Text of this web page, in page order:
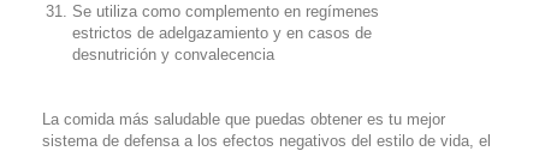
Se utiliza como complemento en regímenes
estrictos de adelgazamiento y en casos de
desnutrición y convalecencia
La comida más saludable que puedas obtener es tu mejor
sistema de defensa a los efectos negativos del estilo de vida, el